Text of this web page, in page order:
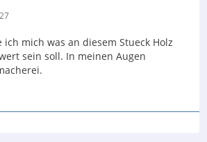
mich was an diesem Stueck Holz
sein soll. In meinen Augen